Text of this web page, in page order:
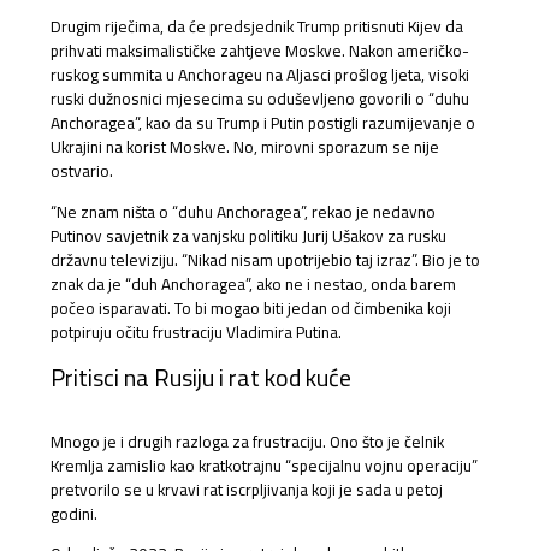
Drugim riječima, da će predsjednik Trump pritisnuti Kijev da
prihvati maksimalističke zahtjeve Moskve. Nakon američko-
ruskog summita u Anchorageu na Aljasci prošlog ljeta, visoki
ruski dužnosnici mjesecima su oduševljeno govorili o “duhu
Anchoragea”, kao da su Trump i Putin postigli razumijevanje o
Ukrajini na korist Moskve. No, mirovni sporazum se nije
ostvario.
“Ne znam ništa o “duhu Anchoragea”, rekao je nedavno
Putinov savjetnik za vanjsku politiku Jurij Ušakov za rusku
državnu televiziju. “Nikad nisam upotrijebio taj izraz”. Bio je to
znak da je “duh Anchoragea”, ako ne i nestao, onda barem
počeo isparavati. To bi mogao biti jedan od čimbenika koji
potpiruju očitu frustraciju Vladimira Putina.
Pritisci na Rusiju i rat kod kuće
Mnogo je i drugih razloga za frustraciju. Ono što je čelnik
Kremlja zamislio kao kratkotrajnu “specijalnu vojnu operaciju”
pretvorilo se u krvavi rat iscrpljivanja koji je sada u petoj
godini.